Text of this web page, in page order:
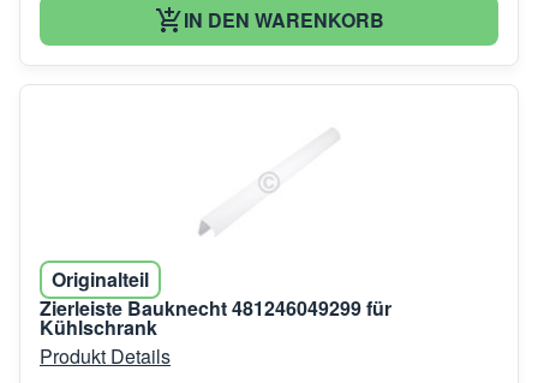
IN DEN WARENKORB
Originalteil
Zierleiste Bauknecht 481246049299 für
Kühlschrank
Produkt Details